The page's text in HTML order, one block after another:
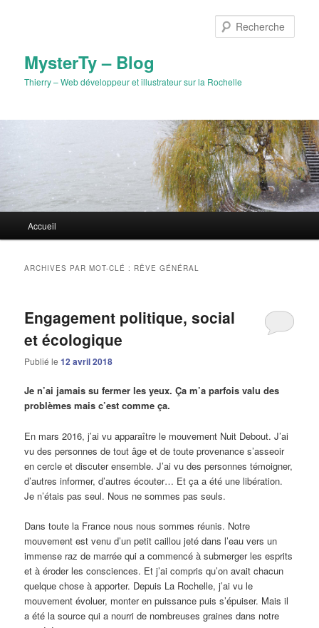
MysterTy – Blog
Thierry – Web développeur et illustrateur sur la Rochelle
principal
Accueil
ARCHIVES PAR MOT-CLÉ : RÊVE GÉNÉRAL
Engagement politique, social
et écologique
Publié le12 avril 2018
Je n’ai jamais su fermer les yeux. Ça m’a parfois valu des
problèmes mais c’est comme ça.
En mars 2016, j’ai vu apparaître le mouvement Nuit Debout. J’ai
vu des personnes de tout âge et de toute provenance s’asseoir
en cercle et discuter ensemble. J’ai vu des personnes témoigner,
d’autres informer, d’autres écouter… Et ça a été une libération.
Je n’étais pas seul. Nous ne sommes pas seuls.
Dans toute la France nous nous sommes réunis. Notre
mouvement est venu d’un petit caillou jeté dans l’eau vers un
immense raz de marrée qui a commencé à submerger les esprits
et à éroder les consciences. Et j’ai compris qu’on avait chacun
quelque chose à apporter. Depuis La Rochelle, j’ai vu le
mouvement évoluer, monter en puissance puis s’épuiser. Mais il
a été la source qui a nourri de nombreuses graines dans notre